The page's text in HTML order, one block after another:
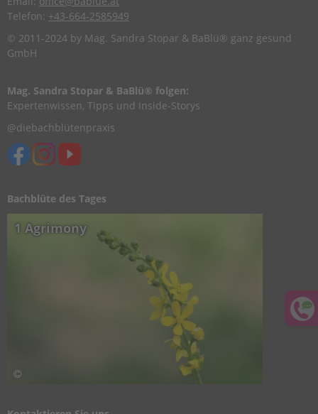
Telefon: +43-664-2585949
© 2011-2024 by Mag. Sandra Stopar & BaBlü® ganz gesund
GmbH
Mag. Sandra Stopar & BaBlü® folgen:
Expertenwissen, Tipps und Inside-Storys
@diebachblütenpraxis
Bachblüte des Tages
1 Agrimony